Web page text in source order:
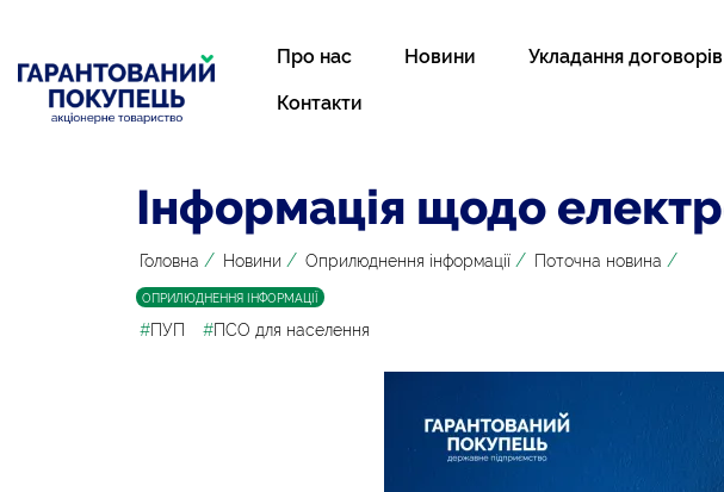
Про нас Новини Укладання договорів
Контакти
Інформація щодо
Головна / Новини / Оприлюднення інформації / Поточна новина /
ОПРИЛЮДНЕННЯ ІНФОРМАЦІЇ
#ПУП #ПСО для населення